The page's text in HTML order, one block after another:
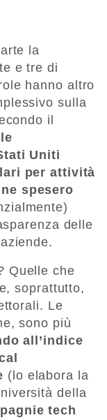
la
e tre di
hanno altro
sulla
il
le
Uniti
per attività
spesero
delle
Quelle che
soprattutto,
Le
sono più
all’indice
(lo elabora la
della
tech